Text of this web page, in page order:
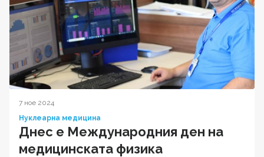
7 ное 2024
Нуклеарна медицина
Днес е Международния ден на
медицинската физика